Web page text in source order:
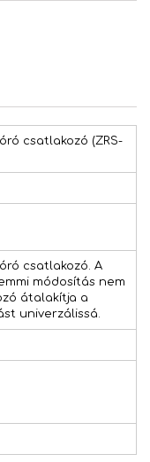
csatlakozó (ZRS-
csatlakozó. A
módosítás nem
átalakítja a
univerzálissá.